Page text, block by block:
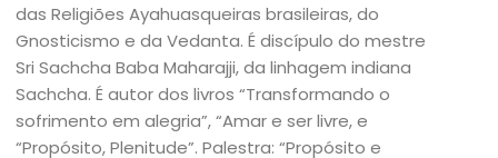
das Religiões Ayahuasqueiras brasileiras, do
Gnosticismo e da Vedanta. É discípulo do mestre
Sri Sachcha Baba Maharajji, da linhagem indiana
Sachcha. É autor dos livros “Transformando o
sofrimento em alegria”, “Amar e ser livre, e
“Propósito, Plenitude”. Palestra: “Propósito e